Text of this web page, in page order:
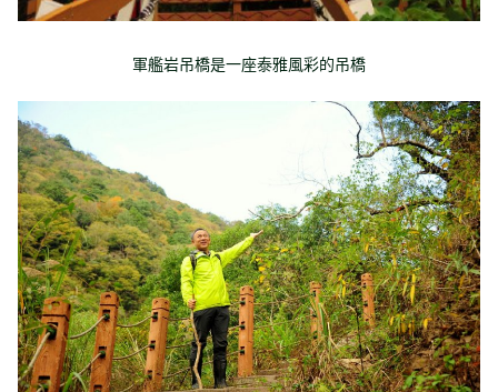
軍艦岩吊橋是一座泰雅風彩的吊橋